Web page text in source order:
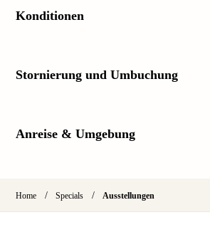
Konditionen
Stornierung und Umbuchung
Anreise & Umgebung
Home / Specials / Ausstellungen